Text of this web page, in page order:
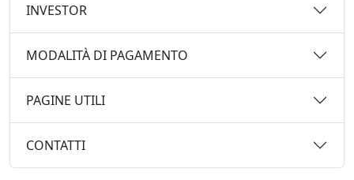
INVESTOR
MODALITÀ DI PAGAMENTO
PAGINE UTILI
CONTATTI